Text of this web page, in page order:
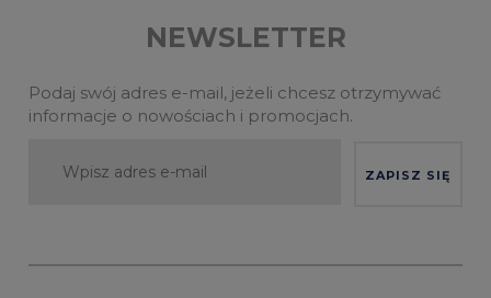
NEWSLETTER
Podaj swój adres e-mail, jeżeli chcesz otrzymywać
informacje o nowościach i promocjach.
ZAPISZ SIĘ